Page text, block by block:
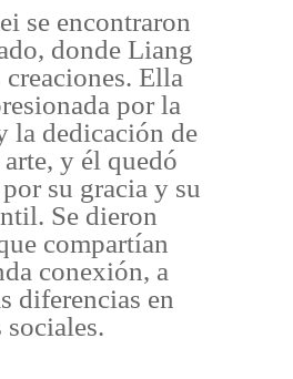
se encontraron
donde Liang
Ella
por la
la dedicación de
y él quedó
su gracia y su
Se dieron
compartían
conexión, a
diferencias en
sociales.